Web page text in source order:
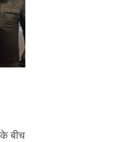
बीच